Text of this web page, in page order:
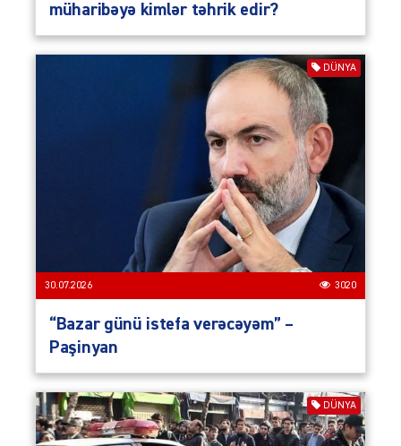
müharibəyə kimlər təhrik edir?
DÜNYA
30.07.2026 3020
“Bazar günü istefa verəcəyəm” –
Paşinyan
DÜNYA